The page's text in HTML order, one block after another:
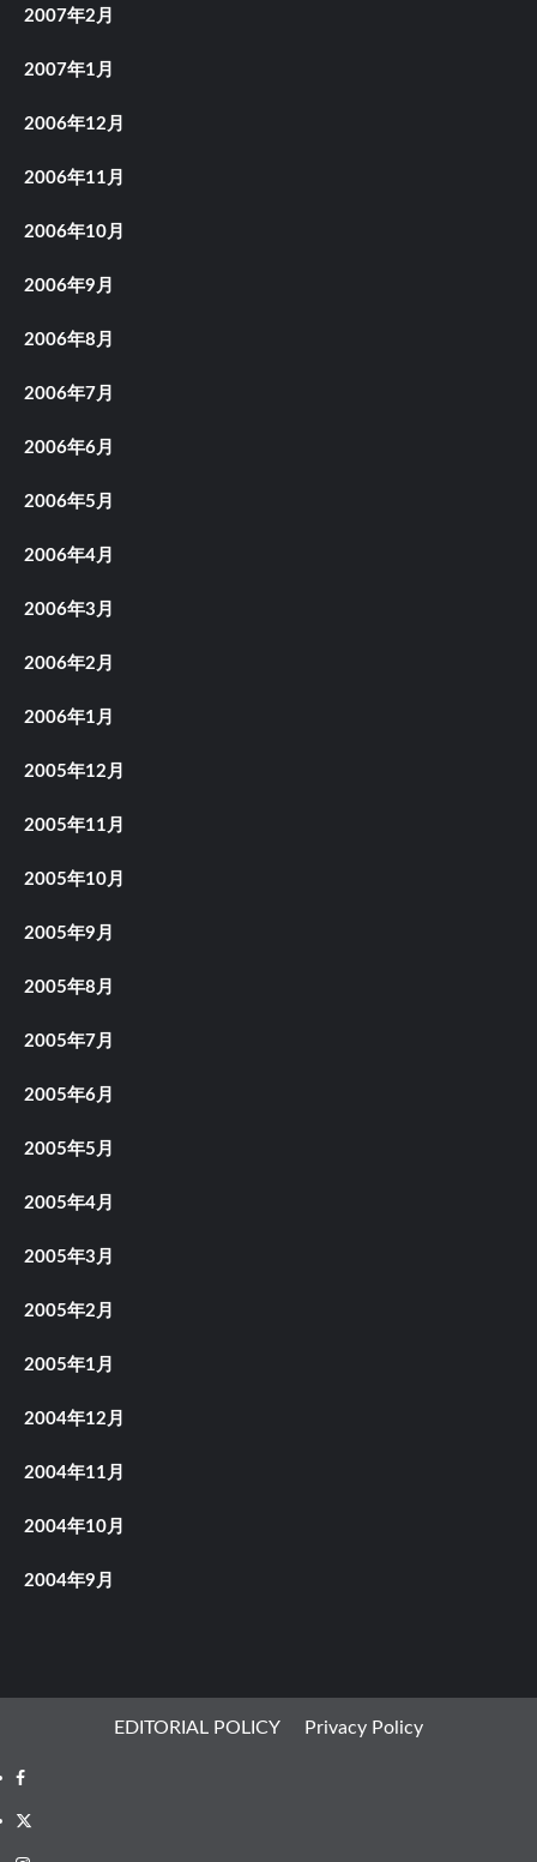
2007年2月
2007年1月
2006年12月
2006年11月
2006年10月
2006年9月
2006年8月
2006年7月
2006年6月
2006年5月
2006年4月
2006年3月
2006年2月
2006年1月
2005年12月
2005年11月
2005年10月
2005年9月
2005年8月
2005年7月
2005年6月
2005年5月
2005年4月
2005年3月
2005年2月
2005年1月
2004年12月
2004年11月
2004年10月
2004年9月
EDITORIAL POLICY Privacy Policy
Facebook
X